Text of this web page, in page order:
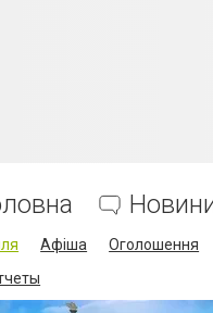
Афіша Оголошення